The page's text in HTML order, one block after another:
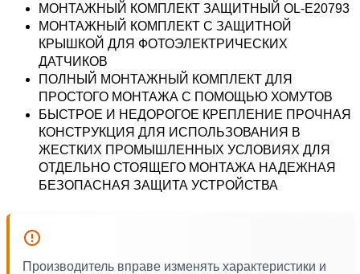
МОНТАЖНЫЙ КОМПЛЕКТ ЗАЩИТНЫЙ OL-E20793
МОНТАЖНЫЙ КОМПЛЕКТ С ЗАЩИТНОЙ
КРЫШКОЙ ДЛЯ ФОТОЭЛЕКТРИЧЕСКИХ
ДАТЧИКОВ
ПОЛНЫЙ МОНТАЖНЫЙ КОМПЛЕКТ ДЛЯ
ПРОСТОГО МОНТАЖА С ПОМОЩЬЮ ХОМУТОВ
БЫСТРОЕ И НЕДОРОГОЕ КРЕПЛЕНИЕ ПРОЧНАЯ
КОНСТРУКЦИЯ ДЛЯ ИСПОЛЬЗОВАНИЯ В
ЖЕСТКИХ ПРОМЫШЛЕННЫХ УСЛОВИЯХ ДЛЯ
ОТДЕЛЬНО СТОЯЩЕГО МОНТАЖА НАДЕЖНАЯ
БЕЗОПАСНАЯ ЗАЩИТА УСТРОЙСТВА
Производитель вправе изменять характеристики и